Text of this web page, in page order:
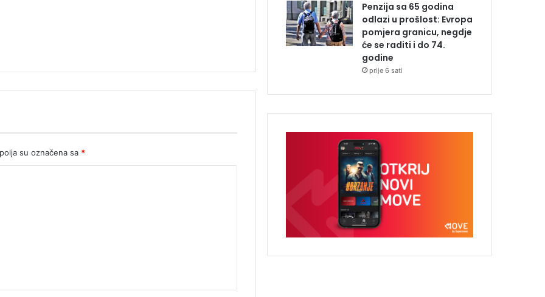
su označena sa *
Penzija sa 65 godina
odlazi u prošlost: Evropa
pomjera granicu, negdje
će se raditi i do 74.
godine
prije 6 sati